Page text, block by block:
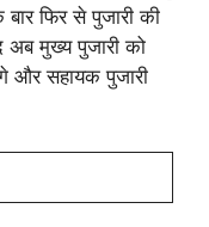
फिर से पुजारी की
अब मुख्य पुजारी को
और सहायक पुजारी